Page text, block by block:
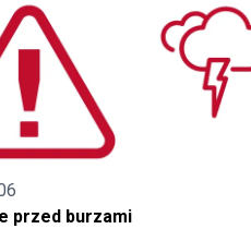
przed burzami